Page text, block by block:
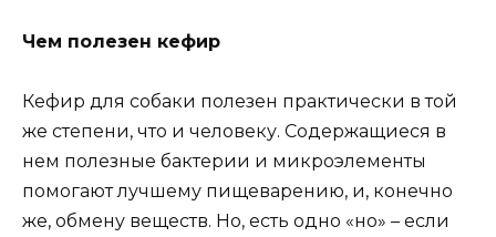
Чем полезен кефир
Кефир для собаки полезен практически в той
же степени, что и человеку. Содержащиеся в
нем полезные бактерии и микроэлементы
помогают лучшему пищеварению, и, конечно
же, обмену веществ. Но, есть одно «но» – если